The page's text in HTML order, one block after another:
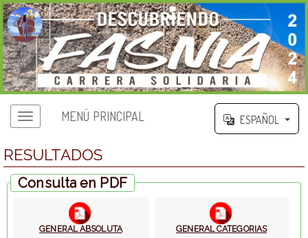
MENÚ PRINCIPAL ESPAÑOL
RESULTADOS
Consulta en PDF
GENERAL ABSOLUTA GENERAL CATEGORIAS